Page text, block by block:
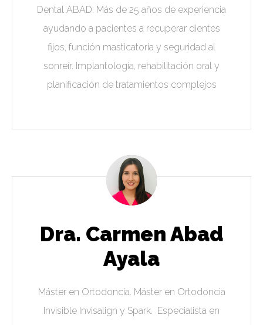
Dental ABAD. Más de 25 años de experiencia
ayudando a pacientes a recuperar dientes
fijos, función masticatoria y seguridad al
sonreír. Implantología, rehabilitación oral y
planificación de tratamientos complejos
Dra. Carmen Abad
Ayala
Máster en Ortodoncia. Máster en Ortodoncia
Invisible Invisalign y Spark. Especialista en